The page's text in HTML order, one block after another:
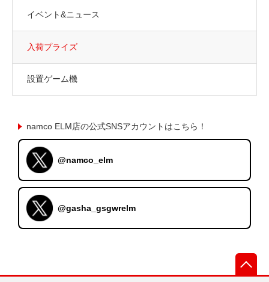
イベント&ニュース
入荷プライズ
設置ゲーム機
namco ELM店の公式SNSアカウントはこちら！
@namco_elm
@gasha_gsgwrelm